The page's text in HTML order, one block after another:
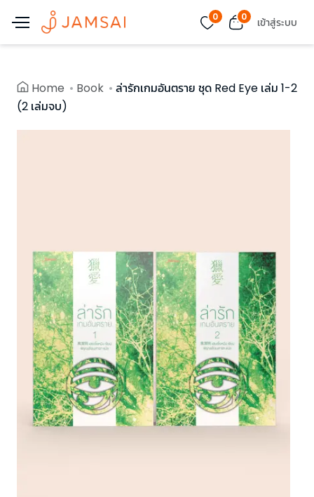
0 0 เข้าสู่ระบบ
Home Book
ล่ารักเกมอันตราย ชุด Red Eye เล่ม 1-2
(2 เล่มจบ)